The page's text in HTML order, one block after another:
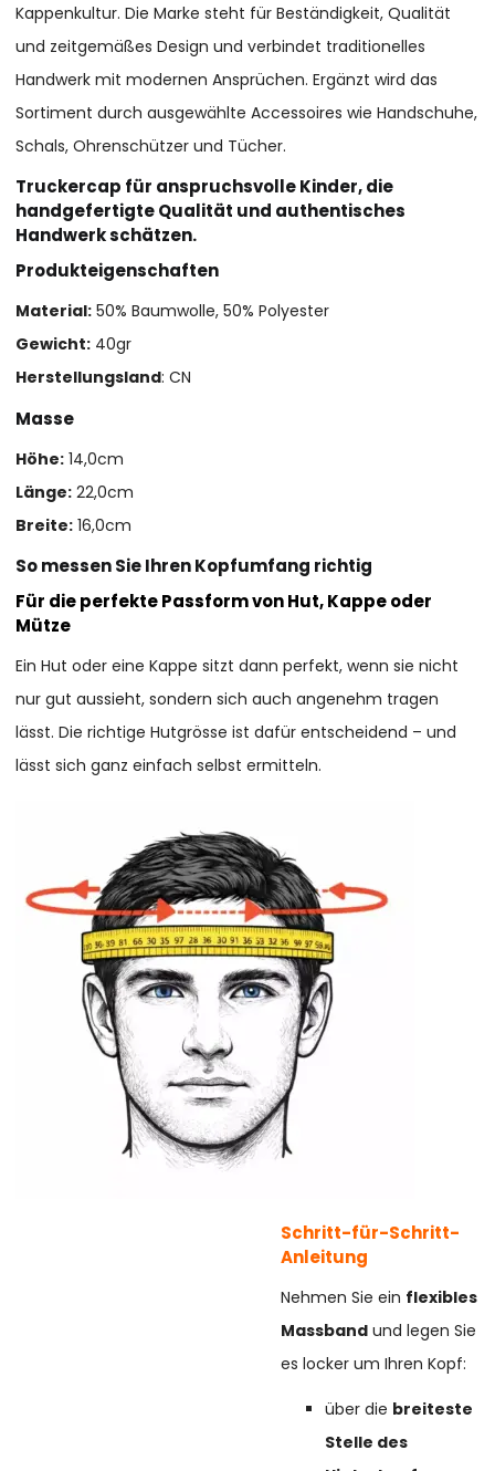
Kappenkultur. Die Marke steht für Beständigkeit, Qualität
und zeitgemäßes Design und verbindet traditionelles
Handwerk mit modernen Ansprüchen. Ergänzt wird das
Sortiment durch ausgewählte Accessoires wie Handschuhe,
Schals, Ohrenschützer und Tücher.
Truckercap für anspruchsvolle Kinder, die
handgefertigte Qualität und authentisches
Handwerk schätzen.
Produkteigenschaften
Material: 50% Baumwolle, 50% Polyester
Gewicht: 40gr
Herstellungsland: CN
Masse
Höhe: 14,0cm
Länge: 22,0cm
Breite: 16,0cm
So messen Sie Ihren Kopfumfang richtig
Für die perfekte Passform von Hut, Kappe oder
Mütze
Ein Hut oder eine Kappe sitzt dann perfekt, wenn sie nicht
nur gut aussieht, sondern sich auch angenehm tragen
lässt. Die richtige Hutgrösse ist dafür entscheidend – und
lässt sich ganz einfach selbst ermitteln.
Schritt-für-Schritt-
Anleitung
Nehmen Sie ein flexibles
Massband und legen Sie
es locker um Ihren Kopf:
über die breiteste
Stelle des